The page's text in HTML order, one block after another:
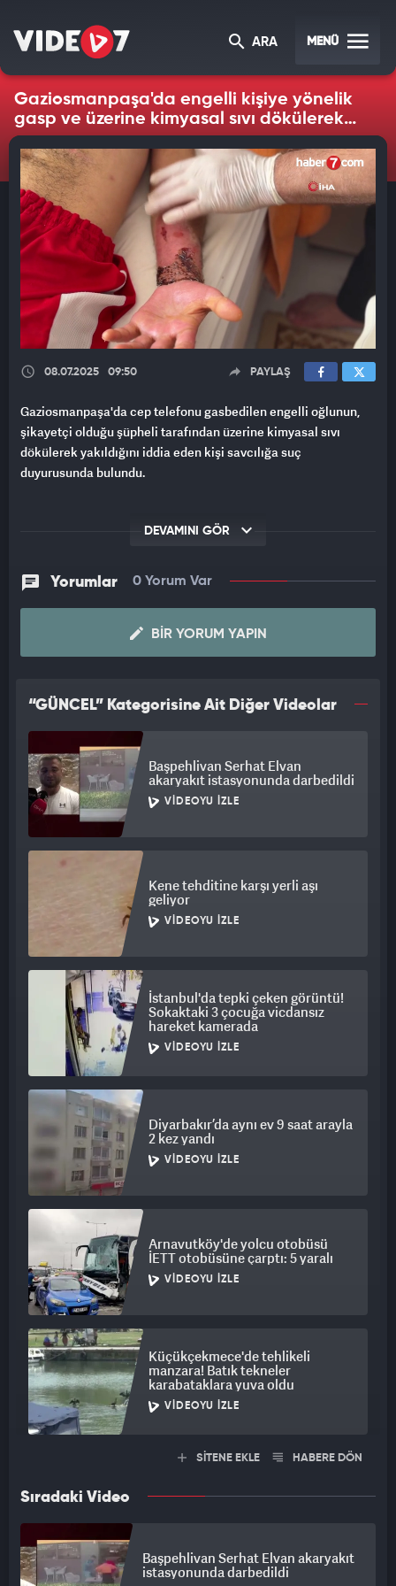
ARA MENÜ
Gaziosmanpaşa'da engelli kişiye yönelik
gasp ve üzerine kimyasal sıvı dökülerek
yakılma iddiası
08.07.2025 09:50 PAYLAŞ
Gaziosmanpaşa'da cep telefonu gasbedilen engelli oğlunun,
şikayetçi olduğu şüpheli tarafından üzerine kimyasal sıvı
dökülerek yakıldığını iddia eden kişi savcılığa suç
duyurusunda bulundu.
DEVAMINI GÖR
Yorumlar 0 Yorum Var
BIR YORUM YAPIN
“GÜNCEL” Kategorisine Ait Diğer Videolar
Başpehlivan Serhat Elvan
akaryakıt istasyonunda darbedildi
VIDEOYU İZLE
Kene tehditine karşı yerli aşı
geliyor
VIDEOYU İZLE
İstanbul'da tepki çeken görüntü!
Sokaktaki 3 çocuğa vicdansız
hareket kamerada
VIDEOYU İZLE
Diyarbakır’da aynı ev 9 saat arayla
2 kez yandı
VIDEOYU İZLE
Arnavutköy'de yolcu otobüsü
İETT otobüsüne çarptı: 5 yaralı
VIDEOYU İZLE
Küçükçekmece'de tehlikeli
manzara! Batık tekneler
karabataklara yuva oldu
VIDEOYU İZLE
SİTENE EKLE HABERE DÖN
Sıradaki Video
Başpehlivan Serhat Elvan akaryakıt
istasyonunda darbedildi